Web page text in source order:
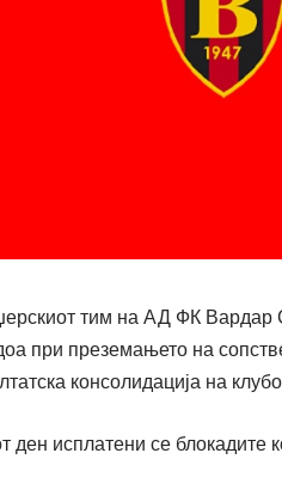
тим на АД ФК Вардар
при преземањето на
консолидација на
ден исплатени се блокадите